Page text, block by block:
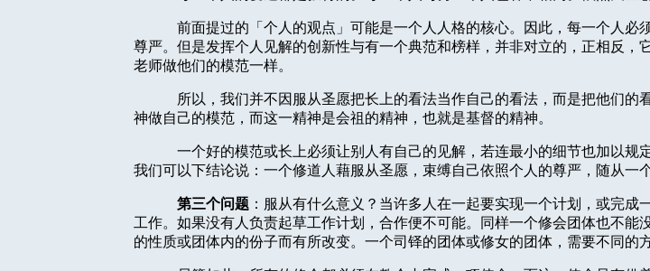
前面提过的「个人的观点」可能是一个人人格的核心。因此，每一个人
尊严。但是发挥个人见解的创新性与有一个典范和榜样，并非对立的，正相反
老师做他们的模范一样。
所以，我们并不因服从圣愿把长上的看法当作自己的看法，而是把他们
神做自己的模范，而这一精神是会祖的精神，也就是基督的精神。
一个好的模范或长上必须让别人有自己的见解，若连最小的细节也加以规
我们可以下结论说：一个修道人藉服从圣愿，束缚自己依照个人的尊严，随从一
第三个问题 ：服从有什么意义？当许多人在一起要实现一个计划，或完
工作。如果没有人负责起草工作计划，合作便不可能。同样一个修会团体也不
的性质或团体内的份子而有所改变。一个司铎的团体或修女的团体，需要不同的